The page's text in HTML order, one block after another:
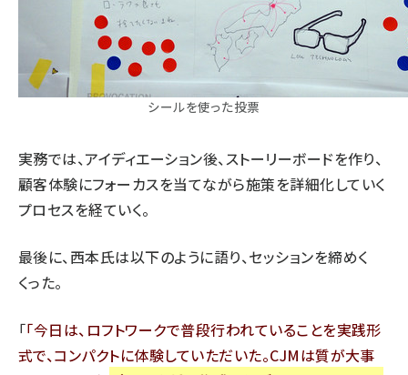
シールを使った投票
実務では、アイディエーション後、ストーリーボードを作り、
顧客体験にフォーカスを当てながら施策を詳細化していく
プロセスを経ていく。
最後に、西本氏は以下のように語り、セッションを締めく
くった。
「 今日は、ロフトワークで普段行われていることを実践形
式で、コンパクトに体験していただいた。CJMは質が大事